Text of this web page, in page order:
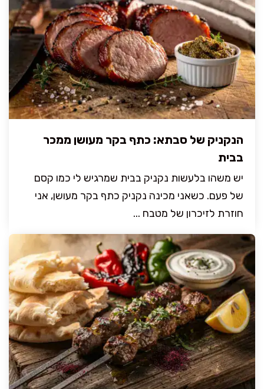
הנקניק של סבתא: כתף בקר מעושן ממכר
בבית
יש משהו בלעשות נקניק בבית שמרגיש לי כמו קסם
של פעם. כשאני מכינה נקניק כתף בקר מעושן, אני
חוזרת לזיכרון של מטבח ...